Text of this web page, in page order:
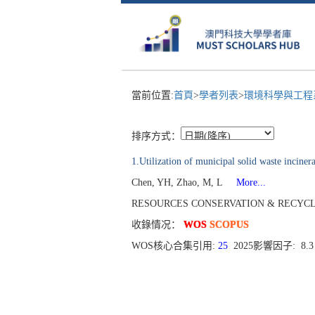
當前位置:首頁>學者列表>環境科學與工程
排序方式：
1.Utilization of municipal solid waste
Chen, YH, Zhao, M, L
More...
RESOURCES CONSERVATION &
收錄情况： WOS SCOPUS
WOS核心合集引用: 25 2025影響因子: